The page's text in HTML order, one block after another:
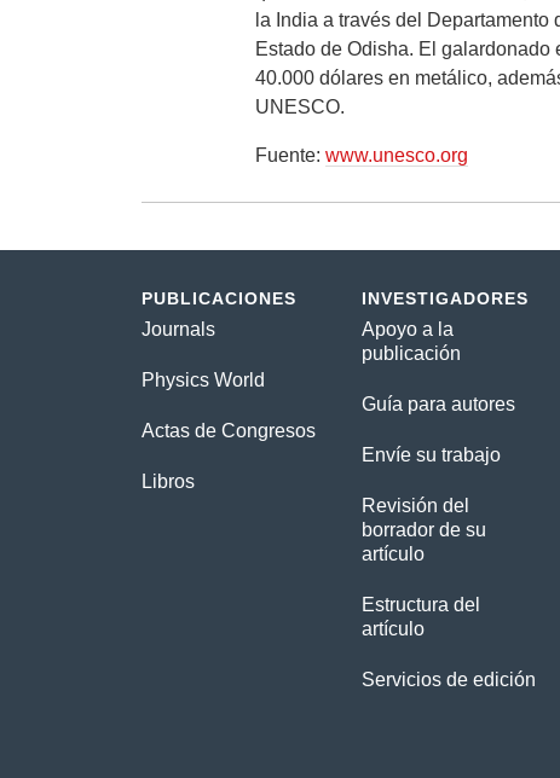
la India a través del
Estado de Odisha. El
40.000 dólares en metálico,
UNESCO.
Fuente: www.unesco.org
PUBLICACIONES
Journals
Physics World
Actas de Congresos
Libros
INVESTIGADORES
Apoyo a la
publicación
Guía para autores
Envíe su trabajo
Revisión del
borrador de su
artículo
Estructura del
artículo
Servicios de edición